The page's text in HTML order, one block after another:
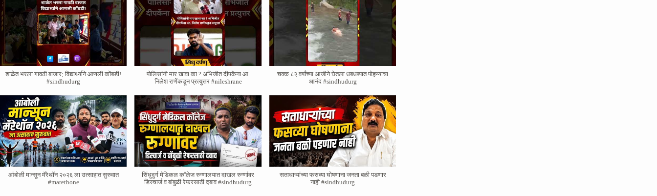
शाळेत भरला गावठी बाजार; विद्यार्थ्याने आणली कोंबडी!
#sindhudurg
पोलिसांनी मार खावा का ? अभिजीत दीपकेंना आ.
निलेश राणेंकडून प्रत्युत्तर #nileshrane
चक्क ८२ वर्षांच्या आजीने घेतला धबधब्यात पोहण्याचा
आनंद #sindhudurg
आंबोली मान्सून मॅरेथॉन २०२६ ला उत्साहात सुरुवात
#marethone
सिंधुदुर्ग मेडिकल कॉलेज रुग्णालयात दाखल रुग्णांवर
डिस्चार्ज व बांबुळी रेफरसाठी दबाव #sindhudurg
सताधाऱ्यांच्या फसव्या घोषणाना जनता बळी पडणार
नाही #sindhudurg